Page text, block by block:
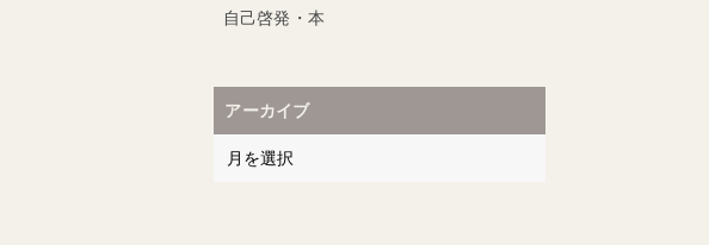
自己啓発・本
アーカイブ